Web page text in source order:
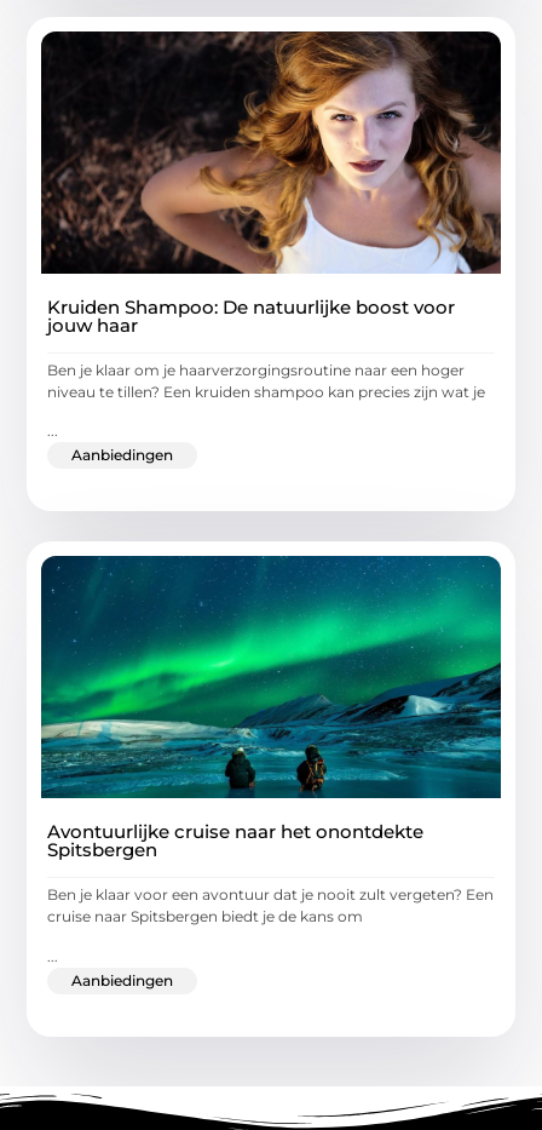
Kruiden Shampoo: De natuurlijke boost voor
jouw haar
Ben je klaar om je haarverzorgingsroutine naar een hoger
niveau te tillen? Een kruiden shampoo kan precies zijn wat je
...
Aanbiedingen
Avontuurlijke cruise naar het onontdekte
Spitsbergen
Ben je klaar voor een avontuur dat je nooit zult vergeten? Een
cruise naar Spitsbergen biedt je de kans om
Aanbiedingen